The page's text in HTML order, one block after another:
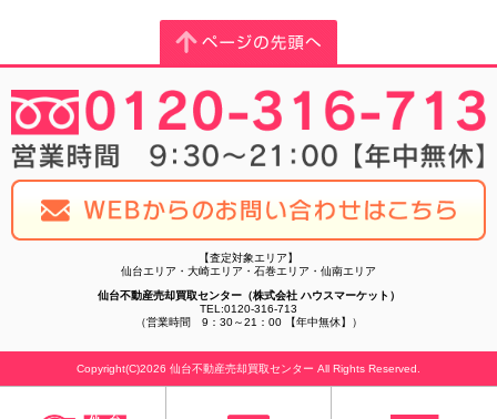
【査定対象エリア】
仙台エリア・大崎エリア・石巻エリア・仙南エリア
仙台不動産売却買取センター（株式会社 ハウスマーケット）
TEL:0120-316-713
（営業時間 9：30～21：00 【年中無休】）
Copyright(C)2026 仙台不動産売却買取センター All Rights Reserved.